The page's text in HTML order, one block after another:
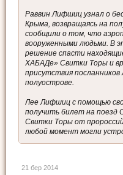
Раввин Лифшиц узнал о
Крыма, возвращаясь на
сообщили о том, что
вооруженными людьми. В
решение спасти
ХАБАДе» Свитки Торы и
присутствия
полуострове.
Лее Лифшиц с помощью
получить билет на поезд
Свитки Торы от
любой момент могли
21 бер 2014